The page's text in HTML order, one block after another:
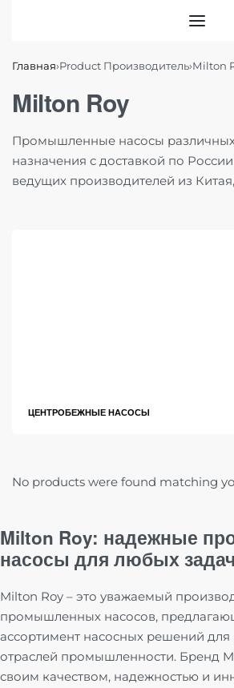
Главная›Product Производитель›Milton
Milton Roy
Промышленные насосы
назначения с доставкой по
ведущих производителей из
ЦЕНТРОБЕЖНЫЕ НАСОСЫ
No products were found matching
Milton Roy: надежные
насосы для любых задач
Milton Roy – это уважаемый
промышленных насосов,
ассортимент насосных решений для
отраслей промышленности. Бренд
своим качеством, надежностью и